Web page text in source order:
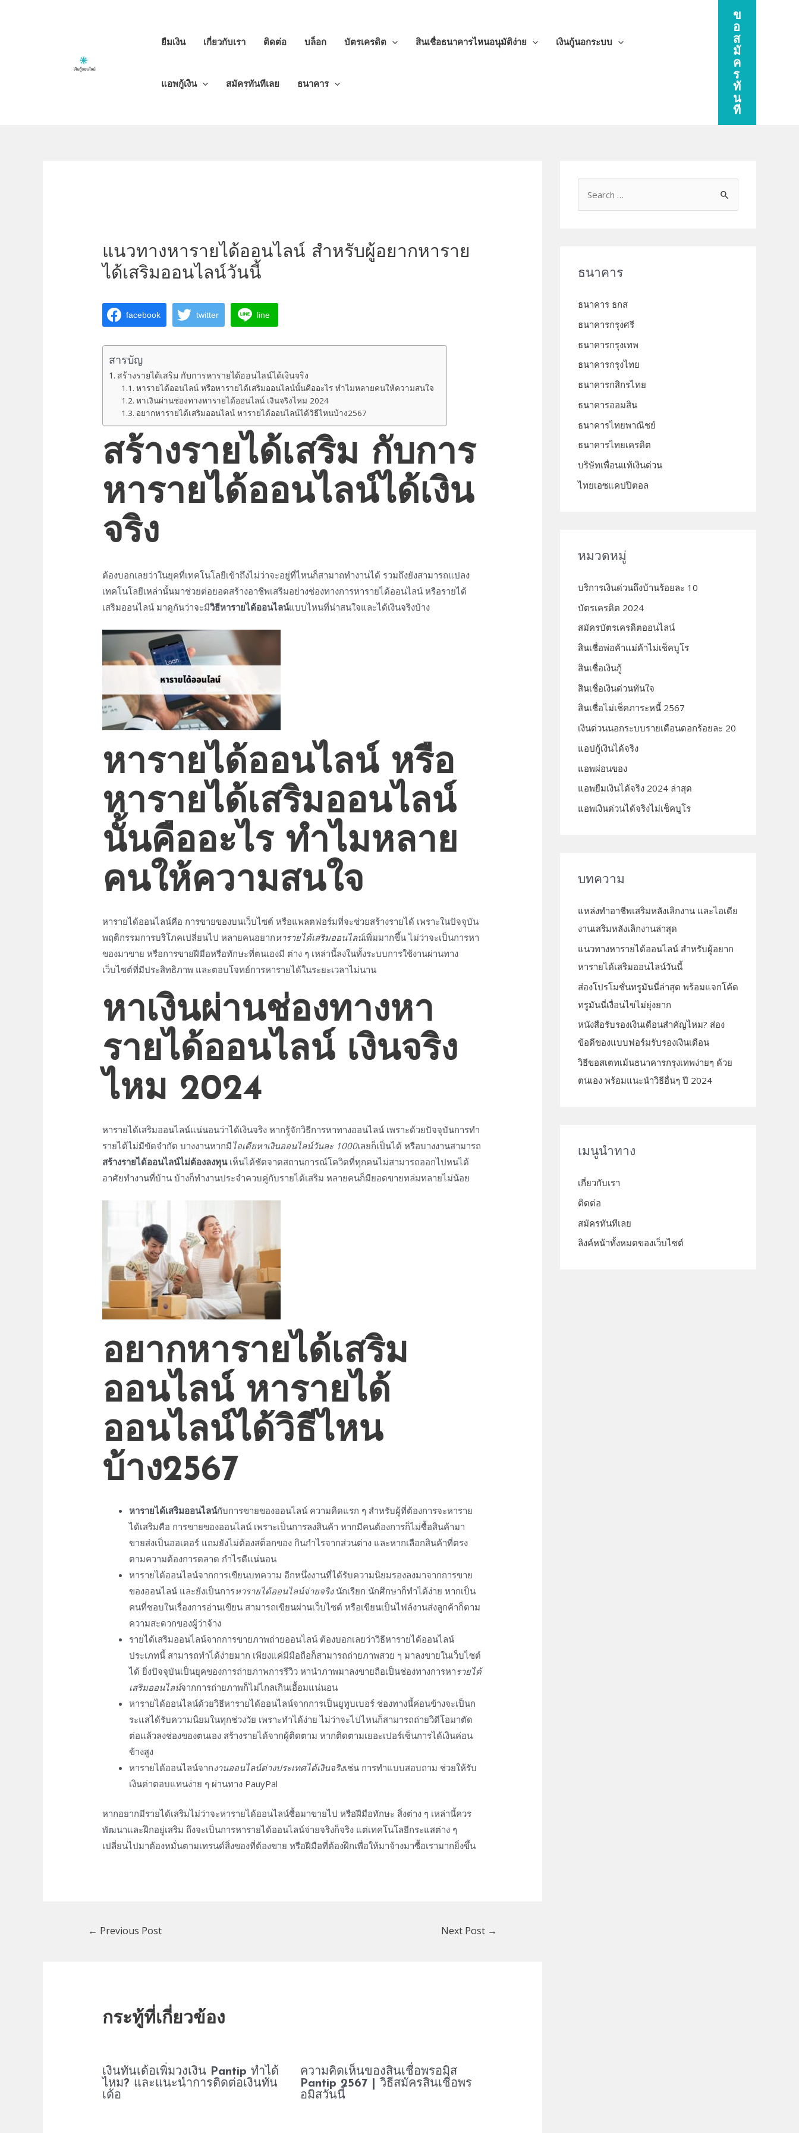
ยืมเงิน เกี่ยวกับเรา ติดต่อ บล็อก บัตรเครดิต สินเชื่อธนาคารไหนอนุมัติง่าย เงินกู้นอกระบบ
แอพกู้เงิน สมัครทันทีเลย ธนาคาร
ข
อ
ส
มั
ค
ร
ทั
น
ที
แนวทางหารายได้ออนไลน์ สำหรับผู้อยากหาราย
ได้เสริมออนไลน์วันนี้
facebook twitter line
สารบัญ
สร้างรายได้เสริม กับการหารายได้ออนไลน์ได้เงินจริง
หารายได้ออนไลน์ หรือหารายได้เสริมออนไลน์นั้นคืออะไร ทำไมหลายคนให้ความสนใจ
หาเงินผ่านช่องทางหารายได้ออนไลน์ เงินจริงไหม 2024
อยากหารายได้เสริมออนไลน์ หารายได้ออนไลน์ได้วิธีไหนบ้าง2567
สร้างรายได้เสริม กับการ
หารายได้ออนไลน์ได้เงิน
จริง
ต้องบอกเลยว่าในยุคที่เทคโนโลยีเข้าถึงไม่ว่าจะอยู่ที่ไหนก็สามาถทำงานได้ รวมถึงยังสามารถแปลง
เทคโนโลยีเหล่านั้นมาช่วยต่อยอดสร้างอาชีพเสริมอย่างช่องทางการหารายได้ออนไลน์ หรือรายได้
เสริมออนไลน์ มาดูกันว่าจะมีวิธีหารายได้ออนไลน์แบบไหนที่น่าสนใจและได้เงินจริงบ้าง
หารายได้ออนไลน์ หรือ
หารายได้เสริมออนไลน์
นั้นคืออะไร ทำไมหลาย
คนให้ความสนใจ
หารายได้ออนไลน์คือ การขายของบนเว็บไซต์ หรือแพลตฟอร์มที่จะช่วยสร้างรายได้ เพราะในปัจจุบัน
พฤติกรรมการบริโภคเปลี่ยนไป หลายคนอยากหารายได้เสริมออนไลน์เพิ่มมากขึ้น ไม่ว่าจะเป็นการหา
ของมาขาย หรือการขายฝีมือหรือทักษะที่ตนเองมี ต่าง ๆ เหล่านี้ลงในทั้งระบบการใช้งานผ่านทาง
เว็บไซต์ที่มีประสิทธิภาพ และตอบโจทย์การหารายได้ในระยะเวลาไม่นาน
หาเงินผ่านช่องทางหา
รายได้ออนไลน์ เงินจริง
ไหม 2024
หารายได้เสริมออนไลน์แน่นอนว่าได้เงินจริงหากรู้จักวิธีการหาทางออนไลน์ เพราะด้วยปัจจุบันการทำ
รายได้ไม่มีขัดจำกัด บางงานหากมีไอเดียหาเงินออนไลน์วันละ 1000เลยก็เป็นได้ หรือบางงานสามารถ
สร้างรายได้ออนไลน์ไม่ต้องลงทุนเห็นได้ชัดจาดสถานการณ์โควิดที่ทุกคนไม่สามารถออกไปหนได้
อาศัยทำงานที่บ้าน บ้างก็ทำงานประจำควบคู่กับรายได้เสริม หลายคนก็มียอดขายทล่มทลายไม่น้อย
อยากหารายได้เสริม
ออนไลน์ หารายได้
ออนไลน์ได้วิธี ไหน
บ้าง2567
หารายได้เสริมออนไลน์กับการขายของออนไลน์ ความคิดแรก ๆ สำหรับผู้ที่ต้องการจะหาราย
ได้เสริมคือ การขายของออนไลน์ เพราะเป็นการลงสินค้า หากมีคนต้องการก็ไม่ซื้อสินค้ามา
ขายส่งเป็นออเดอร์ แถมยังไม่ต้องสต็อกของ กินกำไรจากส่วนต่าง และหากเลือกสินค้าที่ตรง
ตามความต้องการตลาด กำไรดีแน่นอน
หารายได้ออนไลน์จากการเขียนบทความ อีกหนึ่งงานที่ได้รับความนิยมรองลงมาจากการขาย
ของออนไลน์ และยังเป็นการหารายได้ออนไลน์จ่ายจริงนักเรียก นักศึกษาก็ทำได้ง่าย หากเป็น
คนที่ชอบในเรื่องการอ่านเขียน สามารถเขียนผ่านเว็บไซต์ หรือเขียนเป็นไฟล์งานส่งลูกค้าก็ตาม
ความสะดวกของผู้ว่าจ้าง
รายได้เสริมออนไลน์จากการขายภาพถ่ายออนไลน์ ต้องบอกเลยว่าวิธีหารายได้ออนไลน์
ประเภทนี้ สามารถทำได้ง่ายมาก เพียงแค่มีมือถือก็สามารถถ่ายภาพสวย ๆ มาลงขายในเว็บไซต์
ได้ ยิ่งปัจจุบันเป็นยุคของการถ่ายภาพการรีวิว หานำภาพมาลงขายถือเป็นช่องทางการหารายได้
เสริมออนไลน์จากการถ่ายภาพก็ไม่ไกลเกินเอื้อมแน่นอน
หารายได้ออนไลน์ด้วยวิธีหารายได้ออนไลน์จากการเป็นยูทูบเบอร์ ช่องทางนี้ค่อนข้างจะเป็นก
ระแสได้รับความนิยมในทุกช่วงวัย เพราะทำได้ง่าย ไม่ว่าจะไปไหนก็สามารถถ่ายวิดีโอมาตัด
ต่อแล้วลงช่องของตนเอง สร้างรายได้จากผู้ติดตาม หากติดตามเยอะเปอร์เซ็นการได้เงินค่อน
ข้างสูง
หารายได้ออนไลน์จากงานออนไลน์ต่างประเทศได้เงินจริงเช่น การทำแบบสอบถาม ช่วยให้รับ
เงินค่าตอบแทนง่าย ๆ ผ่านทาง PauyPal
หากอยากมีรายได้เสริมไม่ว่าจะหารายได้ออนไลน์ซื้อมาขายไป หรือฝีมือทักษะ สิ่งต่าง ๆ เหล่านี้ควร
พัฒนาและฝึกอยู่เสริม ถึงจะเป็นการหารายได้ออนไลน์จ่ายจริงก็จริง แต่เทคโนโลยีกระแสต่าง ๆ
เปลี่ยนไปมาต้องหมั่นตามเทรนด์สิ่งของที่ต้องขาย หรือฝีมือที่ต้องฝึกเพื่อให้มาจ้างมาซื้อเรามากยิ่งขึ้น
← Previous Post Next Post →
กระทู้ที่เกี่ยวข้อง
เงินทันเด้อเพิ่มวงเงิน Pantip ทำได้
ไหม? และแนะนำการติดต่อเงินทัน
เด้อ
ความคิดเห็นของสินเชื่อพรอมิส
Pantip 2567 | วิธีสมัครสินเชื่อพร
อมิสวันนี้
h
r
:
ธนาคาร
ธนาคาร ธกส
ธนาคารกรุงศรี
ธนาคารกรุงเทพ
ธนาคารกรุงไทย
ธนาคารกสิกรไทย
ธนาคารออมสิน
ธนาคารไทยพาณิชย์
ธนาคารไทยเครดิต
บริษัทเพื่อนแท้เงินด่วน
ไทยเอซแคปปิตอล
หมวดหมู่
บริการเงินด่วนถึงบ้านร้อยละ 10
บัตรเครดิต 2024
สมัครบัตรเครดิตออนไลน์
สินเชื่อพ่อค้าแม่ค้าไม่เช็คบูโร
สินเชื่อเงินกู้
สินเชื่อเงินด่วนทันใจ
สินเชื่อไม่เช็คภาระหนี้ 2567
เงินด่วนนอกระบบรายเดือนดอกร้อยละ 20
แอปกู้เงินได้จริง
แอพผ่อนของ
แอพยืมเงินได้จริง 2024 ล่าสุด
แอพเงินด่วนได้จริงไม่เช็คบูโร
บทความ
แหล่งทำอาชีพเสริมหลังเลิกงาน และไอเดีย
งานเสริมหลังเลิกงานล่าสุด
แนวทางหารายได้ออนไลน์ สำหรับผู้อยาก
หารายได้เสริมออนไลน์วันนี้
ส่องโปรโมชั่นทรูมันนี่ล่าสุด พร้อมแจกโค้ด
ทรูมันนี่เงื่อนไขไม่ยุ่งยาก
หนังสือรับรองเงินเดือนสำคัญไหม? ส่อง
ข้อดีของแบบฟอร์มรับรองเงินเดือน
วิธีขอสเตทเม้นธนาคารกรุงเทพง่ายๆ ด้วย
ตนเอง พร้อมแนะนำวิธีอื่นๆ ปี 2024
เมนูนำทาง
เกี่ยวกับเรา
ติดต่อ
สมัครทันทีเลย
ลิงค์หน้าทั้งหมดของเว็บไซต์